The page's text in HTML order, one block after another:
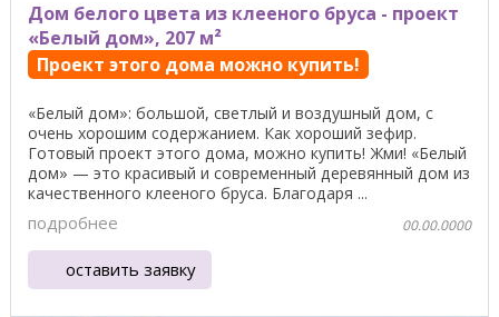
Дом белого цвета из клееного бруса - проект
«Белый дом», 207 м²
Проект этого дома можно купить!
«Белый дом»: большой, светлый и воздушный дом, с
очень хорошим содержанием. Как хороший зефир.
Готовый проект этого дома, можно купить! Жми! «Белый
дом» — это красивый и современный деревянный дом из
качественного клееного бруса. Благодаря ...
подробнее 00.00.0000
оставить заявку